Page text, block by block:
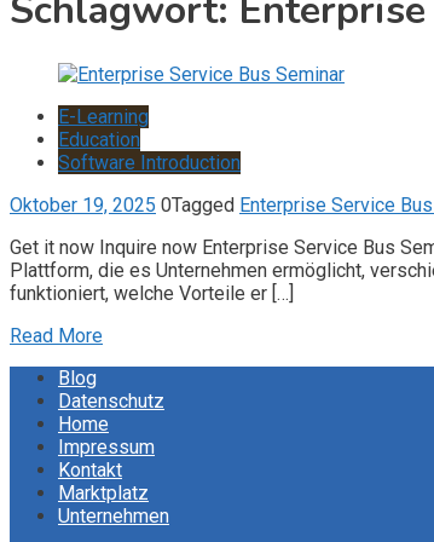
Schlagwort:
E-Learning
Education
Software Introduction
Oktober 19, 2025 0Tagged Enterprise Service
Get it now Inquire now Enterprise Service Bus
Plattform, die es Unternehmen ermöglicht,
funktioniert, welche Vorteile er […]
Read More
Blog
Datenschutz
Home
Impressum
Kontakt
Marktplatz
Unternehmen